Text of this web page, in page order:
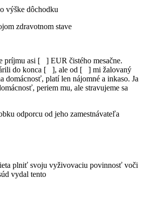
výške dôchodku
zdravotnom stave
asi [ ] EUR čistého mesačne.
do konca [ ], ale od [ ] mi žalovaný
domácnosť, platí len nájomné a inkaso. Ja
periem mu, ale stravujeme sa
odporcu od jeho zamestnávateľa
plniť svoju vyživovaciu povinnosť voči
vydal tento